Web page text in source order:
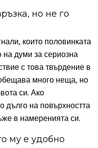
но не го
които половинката
думи за сериозна
с това твърдение в
много неща, но
си. Ако
дълго на повърхността
в намеренията си.
му е удобно